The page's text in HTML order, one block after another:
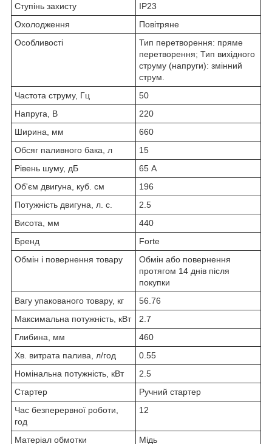
Ступінь захисту
IP23
Охолодження
Повітряне
Особливості
Тип перетворення: пряме
перетворення; Тип вихідного
струму (напруги): змінний
струм.
Частота струму, Гц
50
Напруга, В
220
Ширина, мм
660
Обсяг паливного бака, л
15
Рівень шуму, дБ
65 А
Об'єм двигуна, куб. см
196
Потужність двигуна, л. с.
2.5
Висота, мм
440
Бренд
Forte
Обмін і повернення товару
Обмін або повернення
протягом 14 днів після
покупки
Вагу упакованого товару, кг
56.76
Максимальна потужність, кВт
2.7
Глибина, мм
460
Хв. витрата палива, л/год
0.55
Номінальна потужність, кВт
2.5
Стартер
Ручний стартер
Час безперервної роботи,
год
12
Матеріал обмотки
Мідь